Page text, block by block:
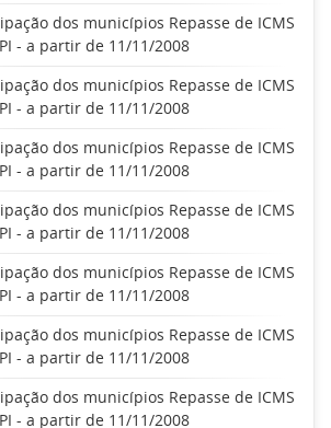
dos municípios Repasse de ICMS
- a partir de 11/11/2008
dos municípios Repasse de ICMS
- a partir de 11/11/2008
dos municípios Repasse de ICMS
- a partir de 11/11/2008
dos municípios Repasse de ICMS
- a partir de 11/11/2008
dos municípios Repasse de ICMS
- a partir de 11/11/2008
dos municípios Repasse de ICMS
- a partir de 11/11/2008
dos municípios Repasse de ICMS
- a partir de 11/11/2008